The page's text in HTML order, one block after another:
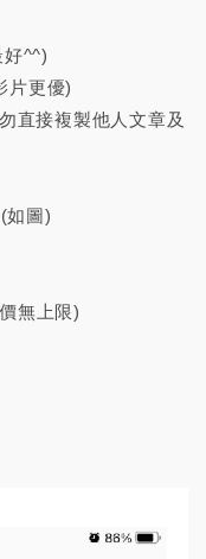
^^)
片更優)
直接複製他人文章及
如圖)
無上限)